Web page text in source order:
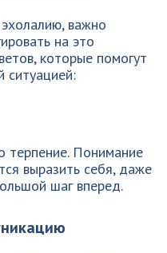
важно
на это
которые помогут
ситуацией:
терпение. Понимание
выразить себя, даже
шаг вперед.